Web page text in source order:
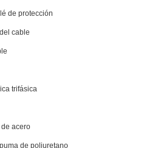
de protección
cable
trifásica
acero
de poliuretano